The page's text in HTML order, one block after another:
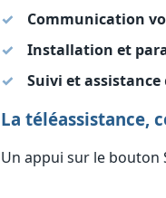
Communication
Installation et
Suivi et assistance
La téléassistance,
Un appui sur le bouton